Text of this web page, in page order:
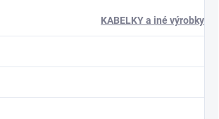
KABELKY a iné výrobky